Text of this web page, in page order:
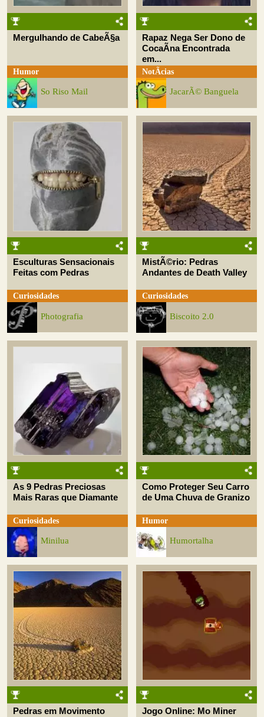
Mergulhando de CabeÃ§a
Humor
So Riso Mail
Rapaz Nega Ser Dono de
CocaÃ­na Encontrada
em...
NotÃ­cias
JacarÃ© Banguela
Esculturas Sensacionais
Feitas com Pedras
Curiosidades
Photografia
MistÃ©rio: Pedras
Andantes de Death Valley
Curiosidades
Biscoito 2.0
As 9 Pedras Preciosas
Mais Raras que Diamante
Curiosidades
Minilua
Como Proteger Seu Carro
de Uma Chuva de Granizo
Humor
Humortalha
Pedras em Movimento Jogo Online: Mo Miner